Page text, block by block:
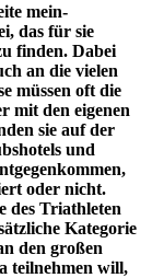
mein-
das für sie
finden. Dabei
an die vielen
müssen oft die
mit den eigenen
sie auf der
und
oder nicht.
des Triathleten
Kategorie
den großen
teilnehmen will,